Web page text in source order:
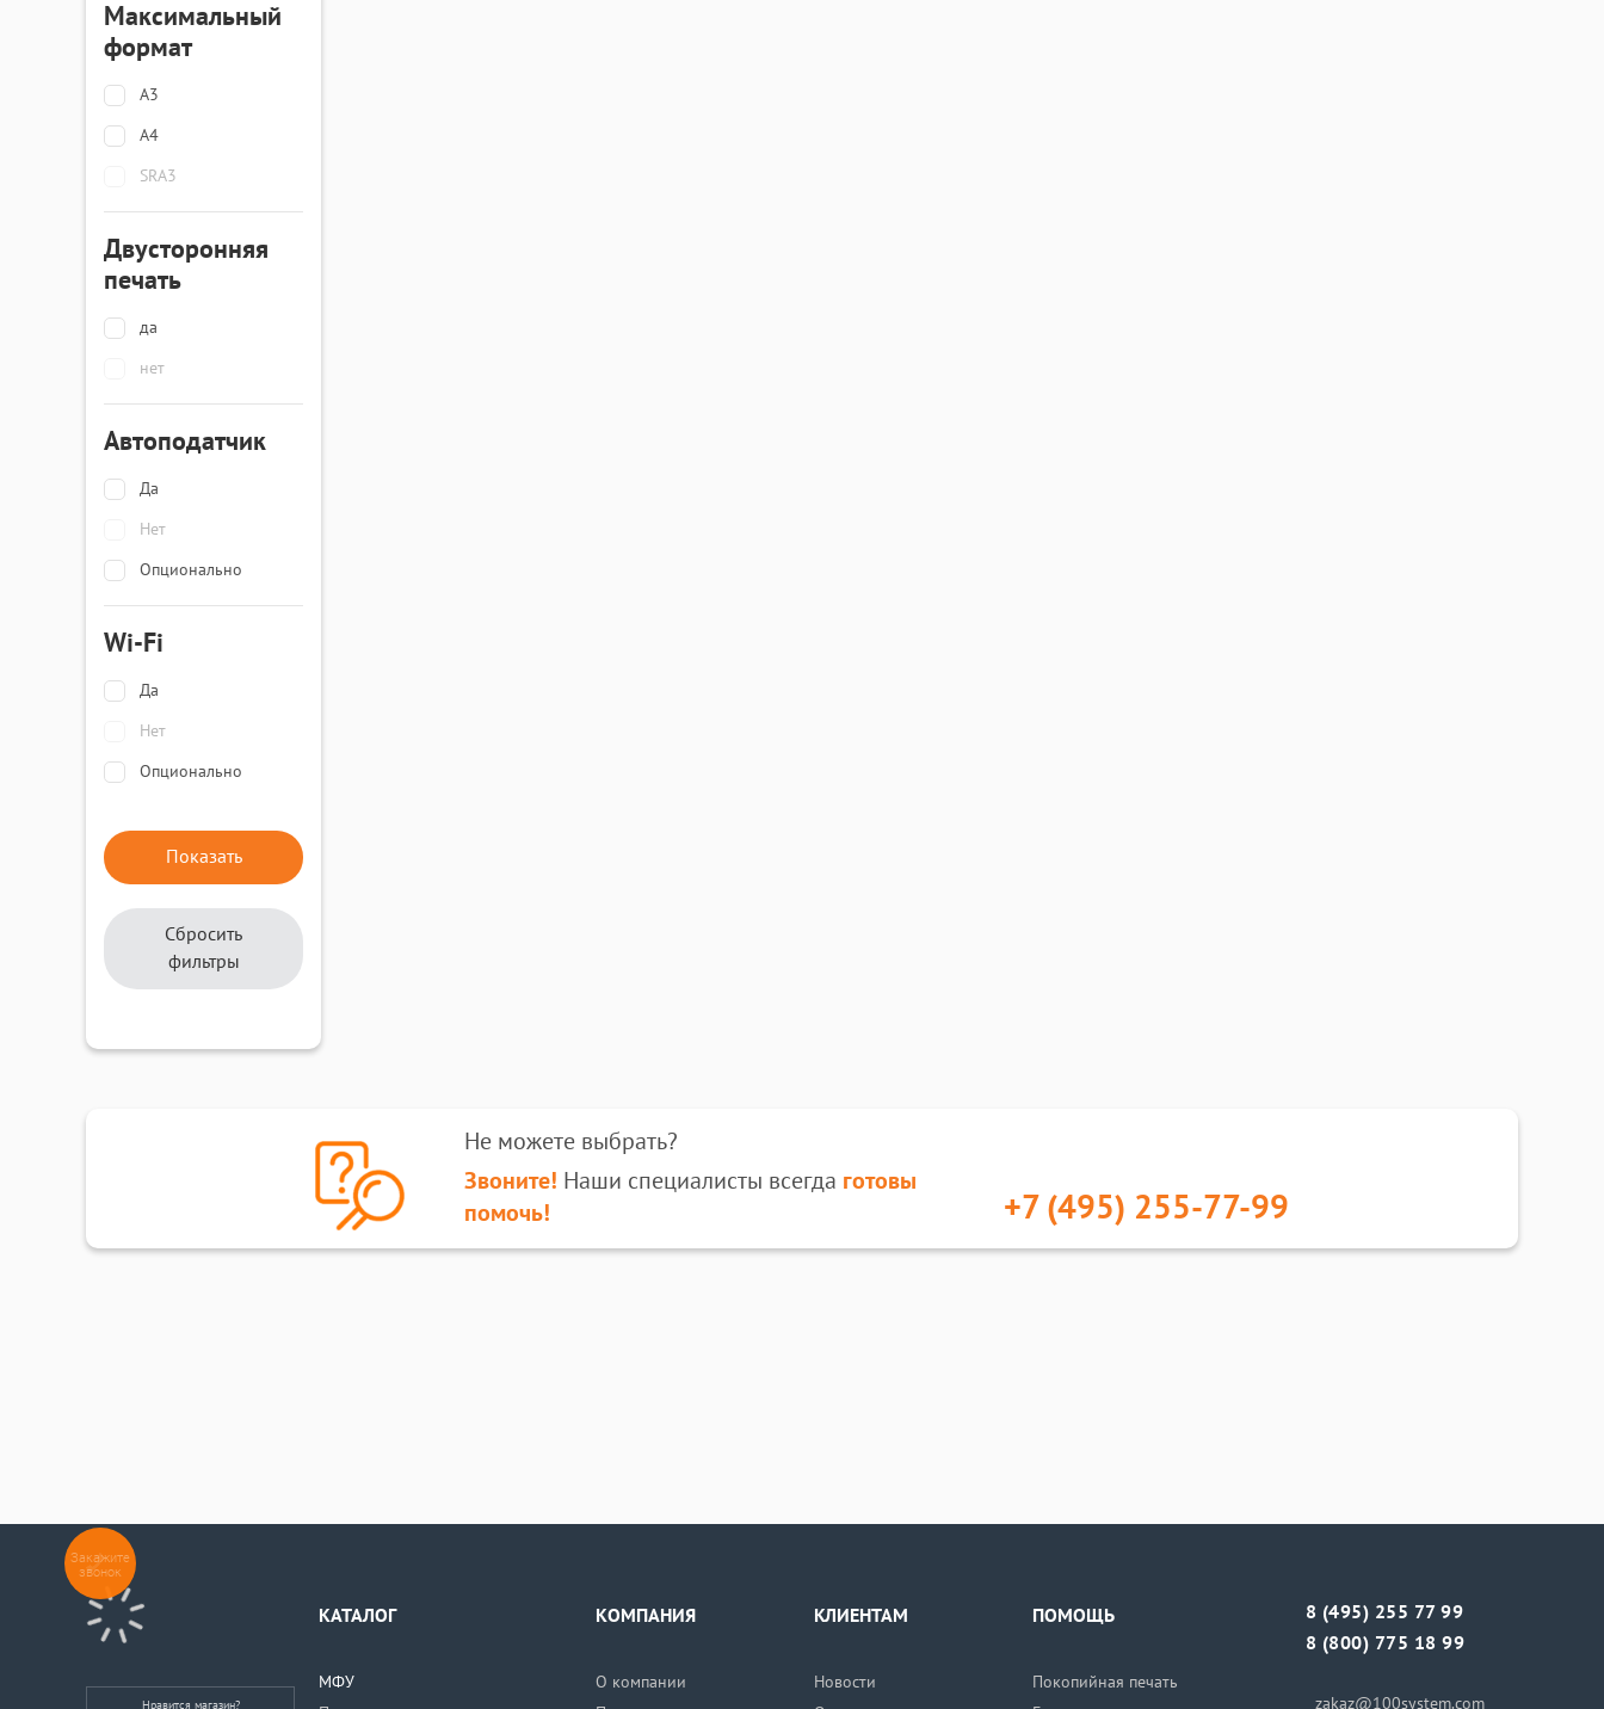
Максимальный
формат
A3
A4
SRA3
Двусторонняя
печать
да
нет
Автоподатчик
Да
Нет
Опционально
Wi-Fi
Да
Нет
Опционально
Сбросить
фильтры
Не можете выбрать?
Звоните! Наши специалисты всегда готовы
помочь!
+7 (495) 255-77-99
Нравится магазин?
КАТАЛОГ
МФУ
КОМПАНИЯ
О компании
КЛИЕНТАМ
Новости
ПОМОЩЬ
Покопийная печать
8 (495) 255 77 99
8 (800) 775 18 99
zakaz@100system.com
Закажите
звонок